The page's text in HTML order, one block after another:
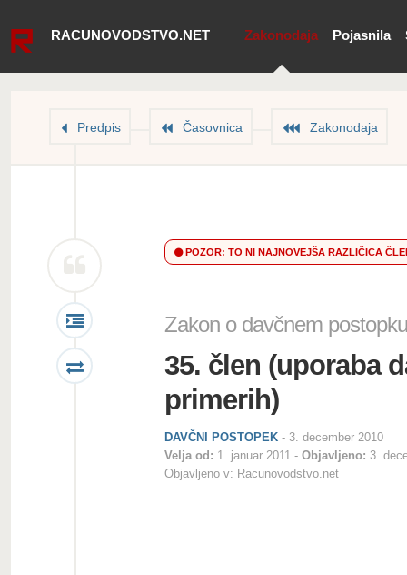
RACUNOVODSTVO.NET Zakonodaja Pojasnila
Predpis Časovnica Zakonodaja
POZOR: TO NI NAJNOVEJŠA RAZLIČICA
Zakon o davčnem
35. člen (uporaba
primerih)
DAVČNI POSTOPEK - 3. december 2010
Velja od: 1. januar 2011 Objavljeno: 3.
Objavljeno v: Racunovodstvo.net